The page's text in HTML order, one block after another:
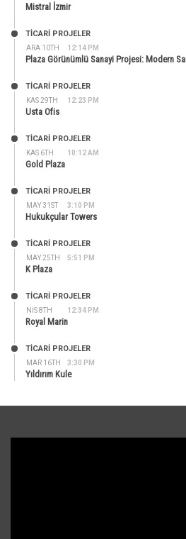
Mistral İzmir
ARA 10TH 12:14 PM
TİCARİ PROJELER
Plaza Görünümlü Sanayi Projesi: Modern
KAS 29TH 12:23 PM
TİCARİ PROJELER
Usta Ofis
KAS 6TH 10:12 AM
TİCARİ PROJELER
Gold Plaza
MAY 31ST 3:10 PM
TİCARİ PROJELER
Hukukçular Towers
MAY 25TH 5:51 PM
TİCARİ PROJELER
K Plaza
NIS 8TH 12:34 PM
TİCARİ PROJELER
Royal Marin
MAR 16TH 3:30 PM
TİCARİ PROJELER
Yıldırım Kule